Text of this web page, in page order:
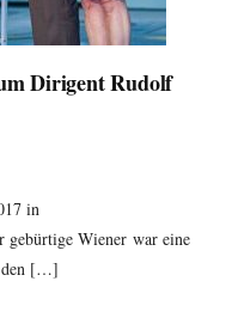
Dirigent Rudolf
in
gebürtige Wiener war eine
den […]